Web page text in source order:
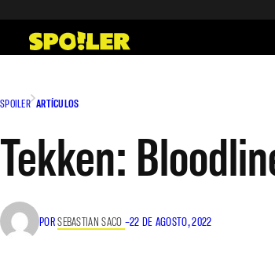
contenido
SPOILER ARTÍCULOS
Tekken:
PORSEBASTIAN SACO –22 DE AGOSTO, 2022